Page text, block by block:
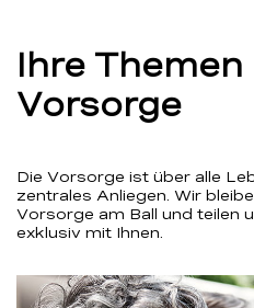
Ihre
Vorsorge
Die Vorsorge ist über alle
zentrales Anliegen. Wir
Vorsorge am Ball und teilen
exklusiv mit Ihnen.